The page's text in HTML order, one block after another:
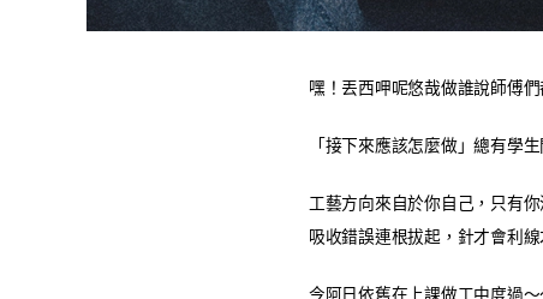
嘿！丟西呷呢悠哉做誰說師傅
「接下來應該怎麼做」總有學生
工藝方向來自於你自己，只有
吸收錯誤連根拔起，針才會利線
今阿日依舊在上課做工中度過